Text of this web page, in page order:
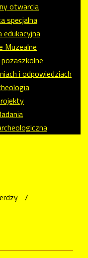
otwarcia
specjalna
Muzealne
i odpowiedziach
/